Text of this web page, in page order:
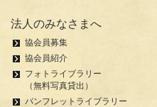
法人のみなさまへ
協会員募集
協会員紹介
フォトライブラリー
（無料写真貸出）
パンフレットライブラリー